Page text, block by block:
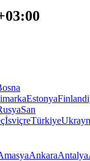
Estonya
San
İsviçreTürkiye
AnkaraAntalya